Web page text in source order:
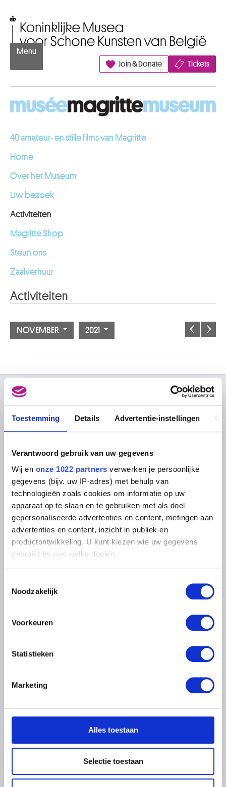
Toestemming Details Advertentie-instellingen
Verantwoord gebruik van uw gegevens
Wij en onze 1022 partners verwerken je persoonlijke
gegevens (bijv. uw IP-adres) met behulp van
technologieën zoals cookies om informatie op uw
apparaat op te slaan en te gebruiken met als doel
gepersonaliseerde advertenties en content, metingen aan
advertenties en content, inzicht in publiek en
productontwikkeling. U kunt kiezen wie uw gegevens
gebruikt en met welke doelen.
Informatie verzamelen over uw geografische
locatie, die tot een paar meter nauwkeurig kan zijn
scannen op specifieke eigenschappen (fingerprinting)
detailgedeeltein.
U kunt uw toestemming op elk moment wijzigen of
We gebruiken cookies om content en advertenties te
personaliseren, om functies voor social media te bieden
en om ons websiteverkeer te analyseren. Ook delen we
informatie over uw gebruik van onze site met onze
partners voor social media, adverteren en analyse. Deze
informatie die u aan ze heeft verstrekt of die ze hebben
verzameld op basis van uw gebruik van hun services.
Noodzakelijk
Voorkeuren
Statistieken
Marketing
Alles toestaan
Selectie toestaan
Menu
Join & Donate
Tickets
40 amateur- en stille films van Magritte
Home
Over het Museum
Uw bezoek
Activiteiten
Magritte Shop
Steun ons
Zaalverhuur
Activiteiten
NOVEMBER 2021
OVER DE MUSEA
Veelgestelde vragen
Tickets
In de Musea
Evenementen
Museum Shop
Bezoekersreglement
Instelling
Onderzoek
Fotodienst
Archief voor Hedendaagse
Kunst in België
Digitaal Museum
Educatie
Steun ons
Pers
Musée Magritte Museum
Regentschapsstraat 3 – 1000 Brussel
Vautierstraat 62 – 1050 Brussel